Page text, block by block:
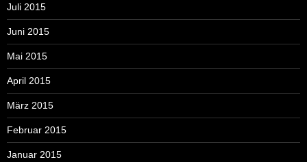
Juli 2015
Juni 2015
Mai 2015
April 2015
März 2015
Februar 2015
Januar 2015